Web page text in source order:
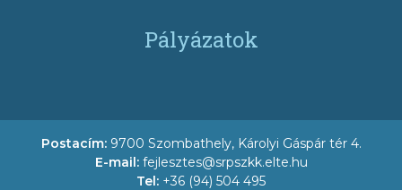
Pályázatok
Postacím: 9700 Szombathely, Károlyi Gáspár tér 4.
E-mail: fejlesztes@srpszkk.elte.hu
Tel: +36 (94) 504 495